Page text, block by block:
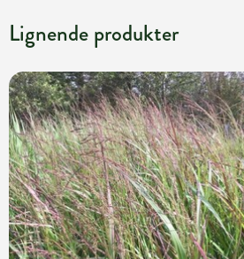
Lignende produkter